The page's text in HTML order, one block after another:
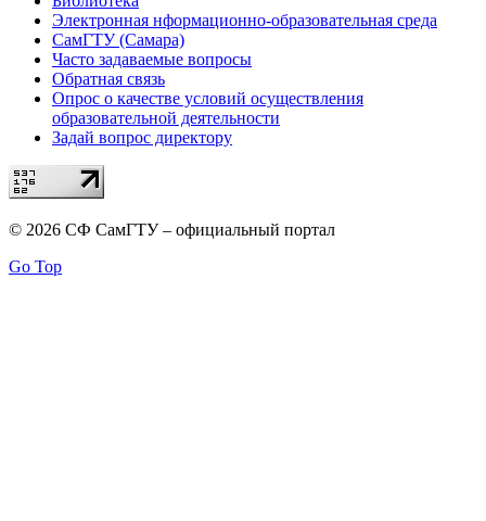
Электронная нформационно-образовательная среда
СамГТУ (Самара)
Часто задаваемые вопросы
Обратная связь
Опрос о качестве условий осуществления
образовательной деятельности
Задай вопрос директору
© 2026 СФ СамГТУ – официальный портал
Go Top